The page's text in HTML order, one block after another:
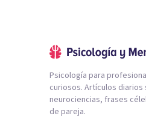
Psicología para
curiosos. Artículos
neurociencias, frases
de pareja.